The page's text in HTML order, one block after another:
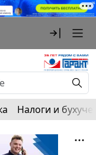
Налоги и